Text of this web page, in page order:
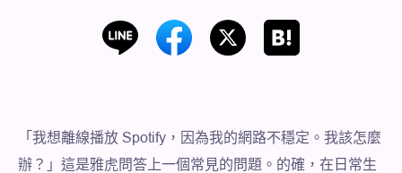
「我想離線播放 Spotify，因為我的網路不穩定。我該怎麼
辦？」這是雅虎問答上一個常見的問題。的確，在日常生